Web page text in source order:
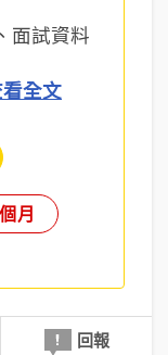
面試資料
全文
月
回報